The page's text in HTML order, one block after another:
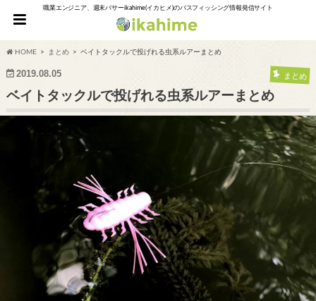
職業エンジニア、週末バサーikahime(イカヒメ)のバスフィッシング情報発信サイト
HOME まとめ ベイトタックルで投げれる虫系ルアーまとめ
2019.08.05 まとめ
ベイトタックルで投げれる虫系ルアーまとめ